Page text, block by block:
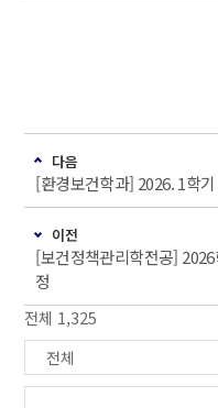
다음
[환경보건학과] 2026. 1학
이전
[보건정책관리학전공]
정
전체 1,325